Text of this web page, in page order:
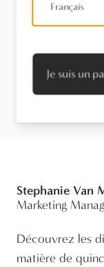
Entretien
Stephanie Van
Marketing
Découvrez les
matière de
Français
Je suis un